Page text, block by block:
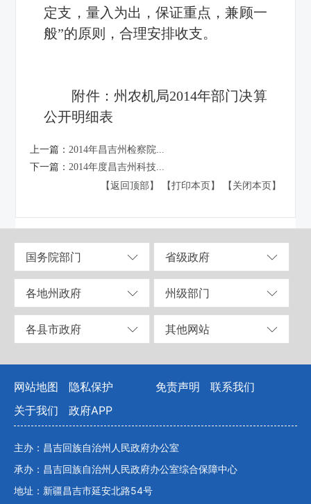
定支，量入为出，保证重点，兼顾一
般”的原则，合理安排收支。
附件：州农机局2014年部门决算
公开明细表
上一篇： 2014年昌吉州检察院...
下一篇： 2014年度昌吉州科技...
【返回顶部】
【打印本页】 【关闭本页】
国务院部门 省级政府
各地州政府 州级部门
各县市政府 其他网站
网站地图 隐私保护 免责声明
联系我们
关于我们
政府APP
主办：昌吉回族自治州人民政府办公室
承办：昌吉回族自治州人民政府办公室综合保障中心
地址：新疆昌吉市延安北路54号